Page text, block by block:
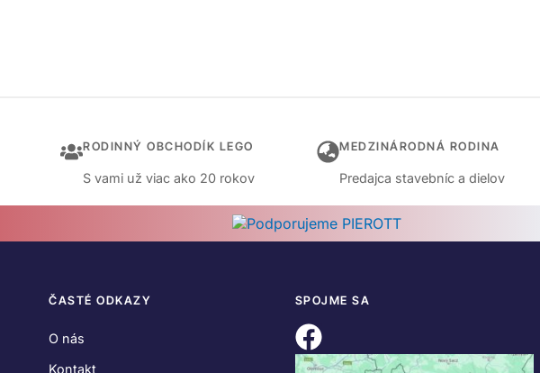
RODINNÝ OBCHODÍK LEGO
S vami už viac ako 20 rokov
MEDZINÁRODNÁ RODINA
Predajca stavebníc a dielov
ČASTÉ ODKAZY
O nás
Kontakt
SPOJME SA